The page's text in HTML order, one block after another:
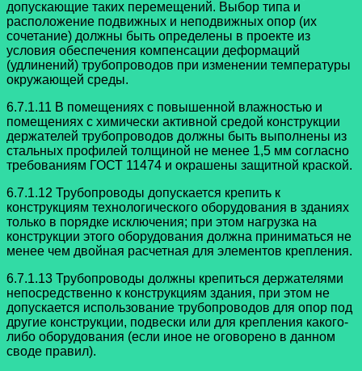
допускающие таких перемещений. Выбор типа и
расположение подвижных и неподвижных опор (их
сочетание) должны быть определены в проекте из
условия обеспечения компенсации деформаций
(удлинений) трубопроводов при изменении температуры
окружающей среды.
6.7.1.11 В помещениях с повышенной влажностью и
помещениях с химически активной средой конструкции
держателей трубопроводов должны быть выполнены из
стальных профилей толщиной не менее 1,5 мм согласно
требованиям ГОСТ 11474 и окрашены защитной краской.
6.7.1.12 Трубопроводы допускается крепить к
конструкциям технологического оборудования в зданиях
только в порядке исключения; при этом нагрузка на
конструкции этого оборудования должна приниматься не
менее чем двойная расчетная для элементов крепления.
6.7.1.13 Трубопроводы должны крепиться держателями
непосредственно к конструкциям здания, при этом не
допускается использование трубопроводов для опор под
другие конструкции, подвески или для крепления какого-
либо оборудования (если иное не оговорено в данном
своде правил).